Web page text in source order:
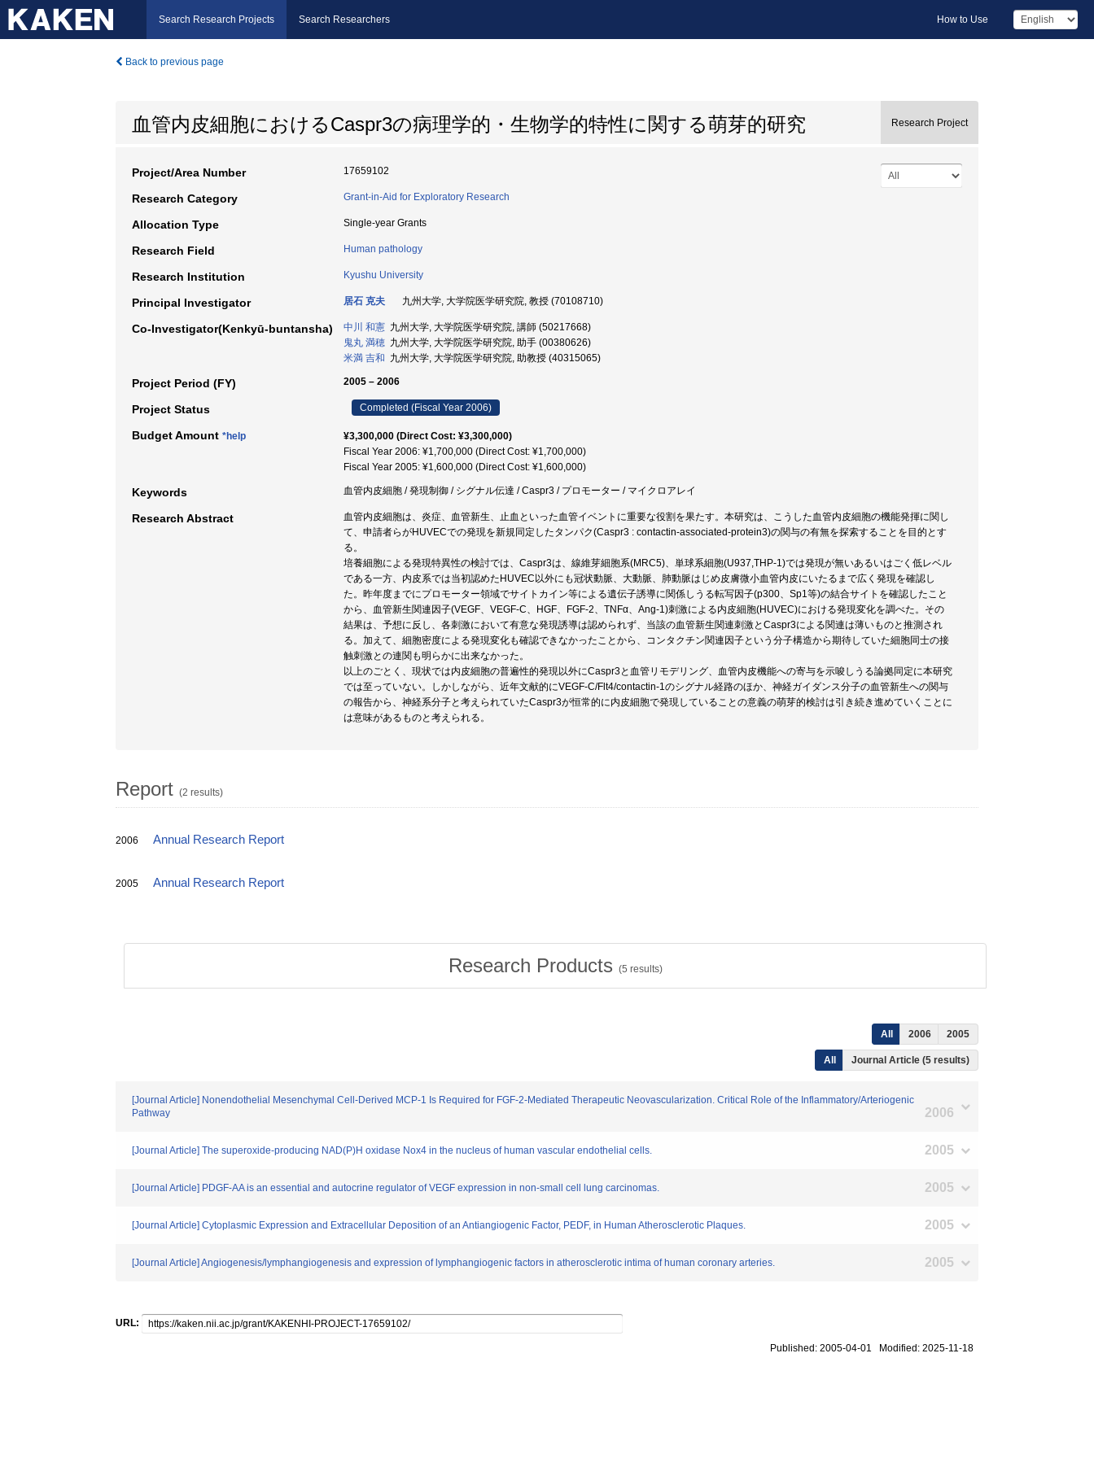
Search Research Projects Search Researchers How to Use
Back to previous page
血管内皮細胞におけるCaspr3の病理学的・生物学的特性に関する萌芽的研究 Research Project
Project/Area Number 17659102
Research Category Grant-in-Aid for Exploratory Research
Allocation Type Single-year Grants
Research Field Human pathology
Research Institution Kyushu University
Principal Investigator 居石 克夫 九州大学, 大学院医学研究院, 教授 (70108710)
Co-Investigator(Kenkyū-buntansha) 中川 和憲 九州大学, 大学院医学研究院, 講師 (50217668)
鬼丸 満穂 九州大学, 大学院医学研究院, 助手 (00380626)
米満 吉和 九州大学, 大学院医学研究院, 助教授 (40315065)
Project Period (FY) 2005 – 2006
Project Status Completed (Fiscal Year 2006)
Budget Amount *help
¥3,300,000 (Direct Cost: ¥3,300,000)
Fiscal Year 2006: ¥1,700,000 (Direct Cost: ¥1,700,000)
Fiscal Year 2005: ¥1,600,000 (Direct Cost: ¥1,600,000)
Keywords 血管内皮細胞 / 発現制御 / シグナル伝達 / Caspr3 / プロモーター / マイクロアレイ
Research Abstract
血管内皮細胞は、炎症、血管新生、止血といった血管イベントに重要な役割を果たす。本研究は、こうした血管内皮細胞の機能発揮に関し
て、申請者らがHUVECでの発現を新規同定したタンパク(Caspr3 : contactin-associated-protein3)の関与の有無を探索することを目的とす
る。
培養細胞による発現特異性の検討では、Caspr3は、線維芽細胞系(MRC5)、単球系細胞(U937,THP-1)では発現が無いあるいはごく低レベル
である一方、内皮系では当初認めたHUVEC以外にも冠状動脈、大動脈、肺動脈はじめ皮膚微小血管内皮にいたるまで広く発現を確認し
た。昨年度までにプロモーター領域でサイトカイン等による遺伝子誘導に関係しうる転写因子(p300、Sp1等)の結合サイトを確認したこと
から、血管新生関連因子(VEGF、VEGF-C、HGF、FGF-2、TNFα、Ang-1)刺激による内皮細胞(HUVEC)における発現変化を調べた。その
結果は、予想に反し、各刺激において有意な発現誘導は認められず、当該の血管新生関連刺激とCaspr3による関連は薄いものと推測され
る。加えて、細胞密度による発現変化も確認できなかったことから、コンタクチン関連因子という分子構造から期待していた細胞同士の接
触刺激との連関も明らかに出来なかった。
以上のごとく、現状では内皮細胞の普遍性的発現以外にCaspr3と血管リモデリング、血管内皮機能への寄与を示唆しうる論拠同定に本研究
では至っていない。しかしながら、近年文献的にVEGF-C/Flt4/contactin-1のシグナル経路のほか、神経ガイダンス分子の血管新生への関与
の報告から、神経系分子と考えられていたCaspr3が恒常的に内皮細胞で発現していることの意義の萌芽的検討は引き続き進めていくことに
は意味があるものと考えられる。
Report (2 results)
2006 Annual Research Report
2005 Annual Research Report
Research Products (5 results)
All 2006 2005
All Journal Article (5 results)
[Journal Article] Nonendothelial Mesenchymal Cell-Derived MCP-1 Is Required for FGF-2-Mediated Therapeutic Neovascularization. Critical Role of the Inflammatory/Arteriogenic
Pathway
2006
[Journal Article] The superoxide-producing NAD(P)H oxidase Nox4 in the nucleus of human vascular endothelial cells. 2005
[Journal Article] PDGF-AA is an essential and autocrine regulator of VEGF expression in non-small cell lung carcinomas. 2005
[Journal Article] Cytoplasmic Expression and Extracellular Deposition of an Antiangiogenic Factor, PEDF, in Human Atherosclerotic Plaques. 2005
[Journal Article] Angiogenesis/lymphangiogenesis and expression of lymphangiogenic factors in atherosclerotic intima of human coronary arteries. 2005
URL:
Published: 2005-04-01 Modified: 2025-11-18